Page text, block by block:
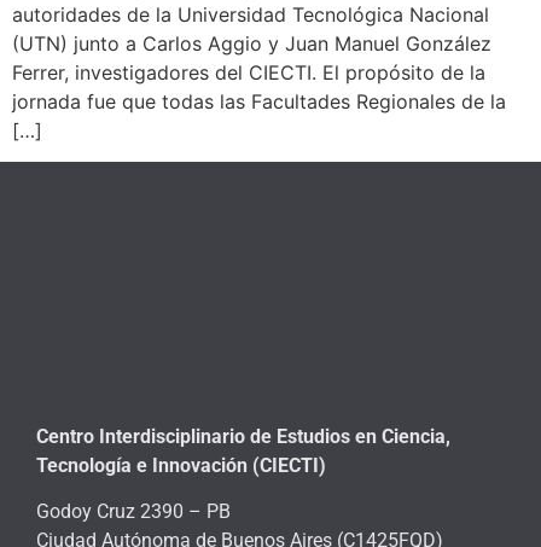
autoridades de la Universidad Tecnológica Nacional
(UTN) junto a Carlos Aggio y Juan Manuel González
Ferrer, investigadores del CIECTI. El propósito de la
jornada fue que todas las Facultades Regionales de la
[…]
Centro Interdisciplinario de Estudios en Ciencia,
Tecnología e Innovación (CIECTI)
Godoy Cruz 2390 – PB
Ciudad Autónoma de Buenos Aires (C1425FQD)